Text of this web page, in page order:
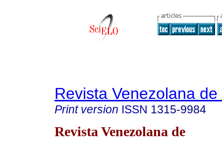
Revista Venezolana
Print version ISSN 1315-9984
Revista Venezolana de